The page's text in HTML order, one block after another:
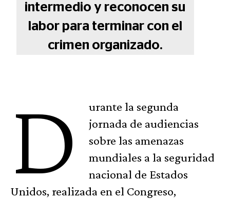
intermedio y reconocen su
labor para terminar con el
crimen organizado.
D
urante la segunda
jornada de audiencias
sobre las amenazas
mundiales a la seguridad
nacional de Estados
Unidos, realizada en el Congreso,